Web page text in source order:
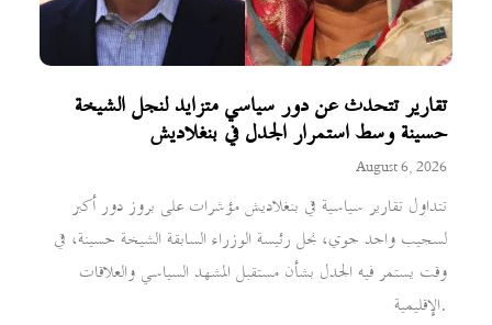
تقارير تتحدث عن دور سياسي متزايد لنجل الشيخة
حسينة وسط استمرار الجدل في بنغلاديش
August 6, 2026
تتداول تقارير سياسية في بنغلاديش مؤشرات على بروز دور أكبر
لسجيب واجد جوي، نجل رئيسة الوزراء السابقة الشيخة حسينة، في
وقت يستمر فيه الجدل بشأن مستقبل المشهد السياسي والعلاقات
الإقليمية.